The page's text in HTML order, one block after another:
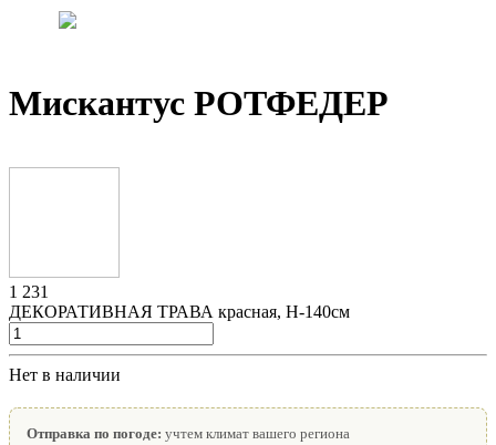
Мискантус РОТФЕДЕР
1 231
ДЕКОРАТИВНАЯ ТРАВА красная, Н-140см
Нет в наличии
Отправка по погоде: учтем климат вашего региона